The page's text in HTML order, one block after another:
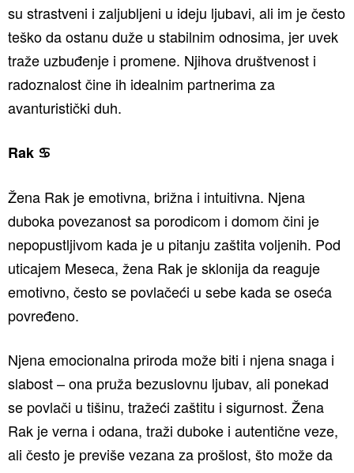
su strastveni i zaljubljeni u ideju ljubavi, ali im je često
teško da ostanu duže u stabilnim odnosima, jer uvek
traže uzbuđenje i promene. Njihova društvenost i
radoznalost čine ih idealnim partnerima za
avanturistički duh.
Rak ♋️
Žena Rak je emotivna, brižna i intuitivna. Njena
duboka povezanost sa porodicom i domom čini je
nepopustljivom kada je u pitanju zaštita voljenih. Pod
uticajem Meseca, žena Rak je sklonija da reaguje
emotivno, često se povlačeći u sebe kada se oseća
povređeno.
Njena emocionalna priroda može biti i njena snaga i
slabost – ona pruža bezuslovnu ljubav, ali ponekad
se povlači u tišinu, tražeći zaštitu i sigurnost. Žena
Rak je verna i odana, traži duboke i autentične veze,
ali često je previše vezana za prošlost, što može da